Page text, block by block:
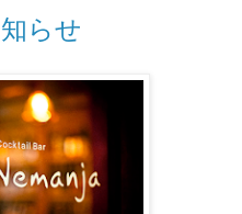
らせ